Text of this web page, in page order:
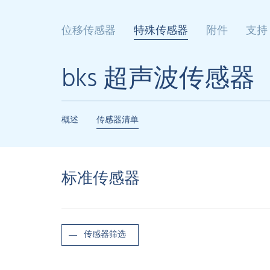
位移传感器 特殊传感器 附件 支持
bks 超声波传感器
概述 传感器清单
标准传感器
传感器筛选